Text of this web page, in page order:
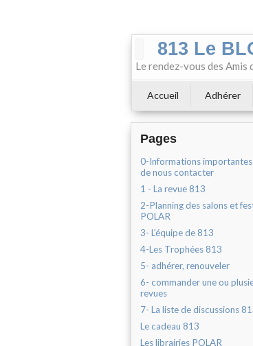
813 Le
Le rendez-vous des
Accueil Adhérer
Pages
0-Informations
de nous contacter
1 - La revue 813
2-Planning des salons et
POLAR
3- L'équipe de 813
4-Les Trophées 813
5- adhérer, renouveler
6- commander une ou
revues
7- La liste de discussions
Le cadeau 813
Les librairies POLAR